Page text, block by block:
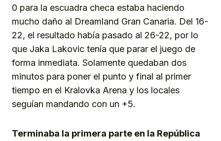
0 para la escuadra checa estaba haciendo
mucho daño al Dreamland Gran Canaria. Del 16-
22, el resultado había pasado al 26-22, por lo
que Jaka Lakovic tenía que parar el juego de
forma inmediata. Solamente quedaban dos
minutos para poner el punto y final al primer
tiempo en el Kralovka Arena y los locales
seguían mandando con un +5.
Terminaba la primera parte en la República